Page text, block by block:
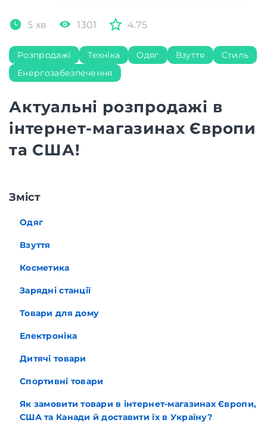
5 хв 1301 4.75
Розпродажі Техніка Одяг Взуття
Стиль
Енергозабезпечення
Актуальні розпродажі в
інтернет-магазинах Європи
та США!
Зміст
Одяг
Взуття
Косметика
Зарядні станції
Товари для дому
Електроніка
Дитячі товари
Спортивні товари
Як замовити товари в інтернет-магазинах Європи,
США та Канади й доставити їх в Україну?